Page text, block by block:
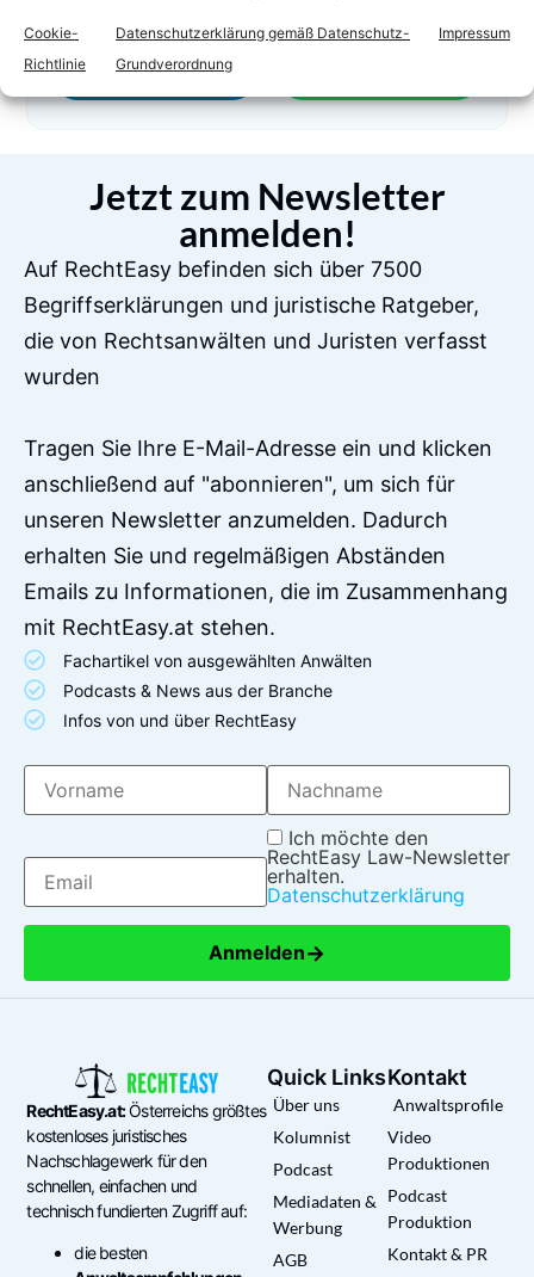
Cookie-
Richtlinie
Datenschutzerklärung gemäß Datenschutz-
Grundverordnung
Impressum
LinkedIn
Jetzt zum Newsletter
anmelden!
Auf RechtEasy befinden sich über 7500
Begriffserklärungen und juristische Ratgeber,
die von Rechtsanwälten und Juristen verfasst
wurden
Tragen Sie Ihre E-Mail-Adresse ein und klicken
anschließend auf "abonnieren", um sich für
unseren Newsletter anzumelden. Dadurch
erhalten Sie und regelmäßigen Abständen
Emails zu Informationen, die im Zusammenhang
mit RechtEasy.at stehen.
Fachartikel von ausgewählten Anwälten
Podcasts & News aus der Branche
Infos von und über RechtEasy
Ich möchte den
RechtEasy Law-Newsletter
erhalten.
Datenschutzerklärung
Anmelden→
RechtEasy.at:Österreichs größtes
kostenloses juristisches
Nachschlagewerk für den
schnellen, einfachen und
technisch fundierten Zugriff auf:
die besten
Quick Links
Über uns
Kolumnist
Podcast
Mediadaten &
Werbung
AGB
Kontakt
Anwaltsprofile
Video
Produktionen
Podcast
Produktion
Kontakt & PR